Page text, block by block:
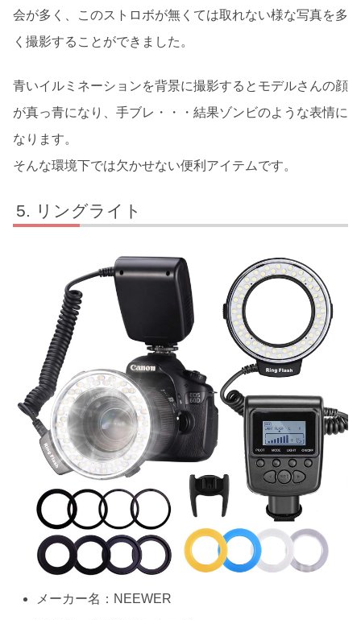
会が多く、このストロボが無くては取れない様な写真を多
く撮影することができました。
青いイルミネーションを背景に撮影するとモデルさんの顔
が真っ青になり、手ブレ・・・結果ゾンビのような表情に
なります。
そんな環境下では欠かせない便利アイテムです。
リングライト
メーカー名：NEEWER